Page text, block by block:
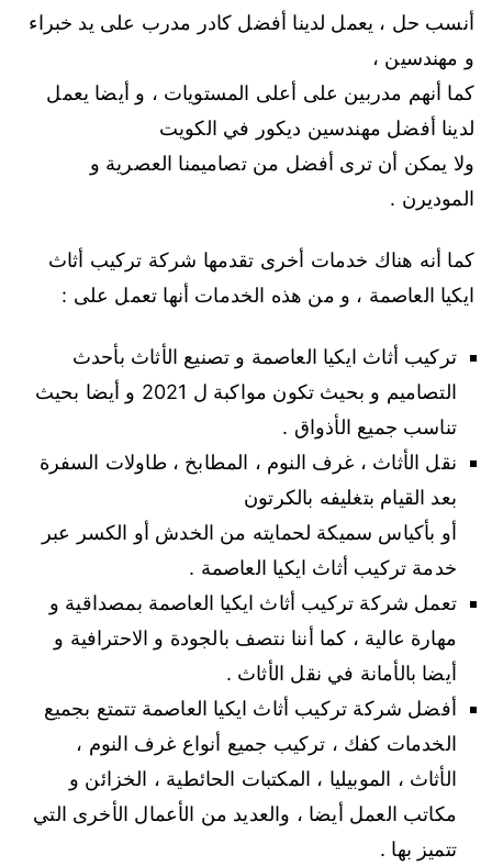
أنسب حل ، يعمل لدينا أفضل كادر مدرب على يد خبراء
و مهندسين ،
كما أنهم مدربين على أعلى المستويات ، و أيضا يعمل
لدينا أفضل مهندسين ديكور في الكويت
ولا يمكن أن ترى أفضل من تصاميمنا العصرية و
الموديرن .
كما أنه هناك خدمات أخرى تقدمها شركة تركيب أثاث
ايكيا العاصمة ، و من هذه الخدمات أنها تعمل على :
تركيب أثاث ايكيا العاصمة و تصنيع الأثاث بأحدث
التصاميم و بحيث تكون مواكبة ل 2021 و أيضا بحيث
تناسب جميع الأذواق .
نقل الأثاث ، غرف النوم ، المطابخ ، طاولات السفرة
بعد القيام بتغليفه بالكرتون
أو بأكياس سميكة لحمايته من الخدش أو الكسر عبر
خدمة تركيب أثاث ايكيا العاصمة .
تعمل شركة تركيب أثاث ايكيا العاصمة بمصداقية و
مهارة عالية ، كما أننا نتصف بالجودة و الاحترافية و
أيضا بالأمانة في نقل الأثاث .
أفضل شركة تركيب أثاث ايكيا العاصمة تتمتع بجميع
الخدمات كفك ، تركيب جميع أنواع غرف النوم ،
الأثاث ، الموبيليا ، المكتبات الحائطية ، الخزائن و
مكاتب العمل أيضا ، والعديد من الأعمال الأخرى التي
تتميز بها .